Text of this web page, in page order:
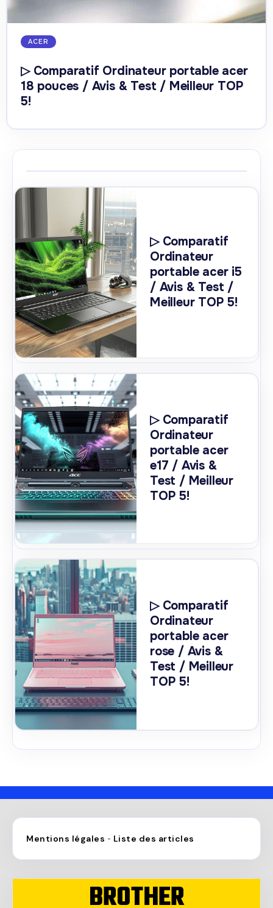
ACER
▷ Comparatif Ordinateur portable acer
18 pouces / Avis & Test / Meilleur TOP
5!
▷ Comparatif
Ordinateur
portable acer i5
/ Avis & Test /
Meilleur TOP 5!
▷ Comparatif
Ordinateur
portable acer
e17 / Avis &
Test / Meilleur
TOP 5!
▷ Comparatif
Ordinateur
portable acer
rose / Avis &
Test / Meilleur
TOP 5!
Mentions légales - Liste des articles
BROTHER